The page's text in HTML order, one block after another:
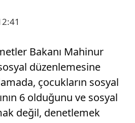
Bakanı Mahinur
düzenlemesine
çocukların sosyal
6 olduğunu ve sosyal
değil, denetlemek